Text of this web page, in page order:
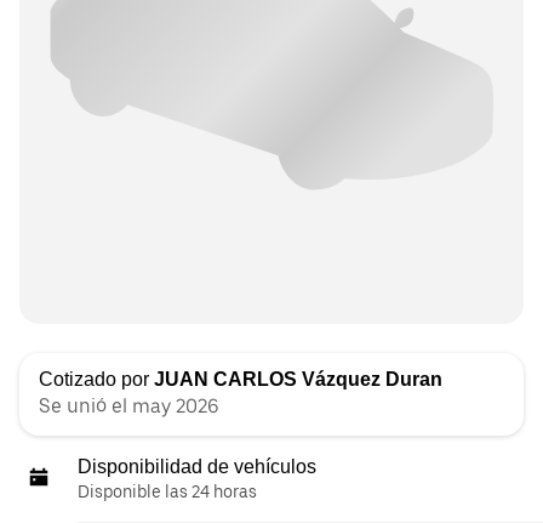
Cotizado por JUAN CARLOS Vázquez Duran
Se unió el may 2026
Disponibilidad de vehículos
Disponible las 24 horas